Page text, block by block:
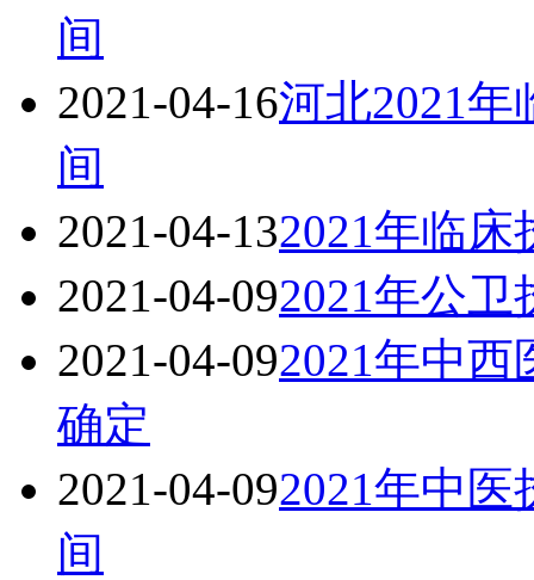
间
2021-04-16河北2021
间
2021-04-132021年临
2021-04-092021年公
2021-04-092021年中
确定
2021-04-092021年中
间